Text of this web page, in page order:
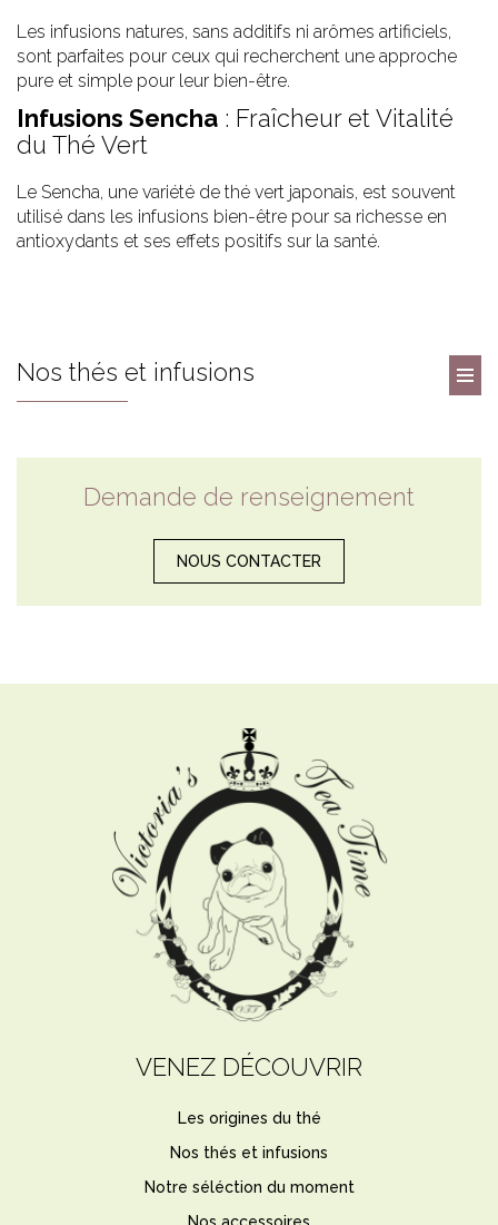
Les infusions natures, sans additifs ni arômes artificiels,
sont parfaites pour ceux qui recherchent une approche
pure et simple pour leur bien-être.
Infusions Sencha : Fraîcheur et Vitalité
du Thé Vert
Le Sencha, une variété de thé vert japonais, est souvent
utilisé dans les infusions bien-être pour sa richesse en
antioxydants et ses effets positifs sur la santé.
Nos thés et infusions
Demande de renseignement
NOUS CONTACTER
VENEZ DÉCOUVRIR
Les origines du thé
Nos thés et infusions
Notre séléction du moment